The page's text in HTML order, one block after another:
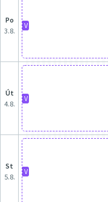
po
3.8.
V
út
4.8.
V
st
5.8.
V